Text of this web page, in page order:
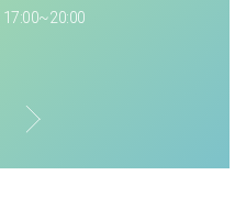
17:00~20:00